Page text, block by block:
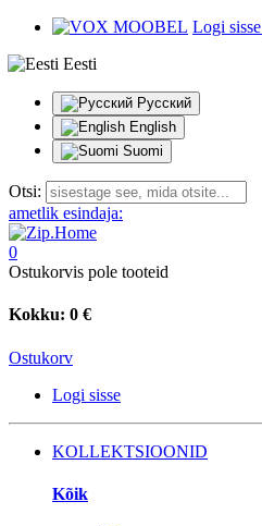
Logi sisse
Eesti
Русский
English
Suomi
Otsi:
ametlik esindaja:
0
Ostukorvis pole tooteid
Kokku: 0 €
Ostukorv
Logi sisse
KOLLEKTSIOONID
Kõik